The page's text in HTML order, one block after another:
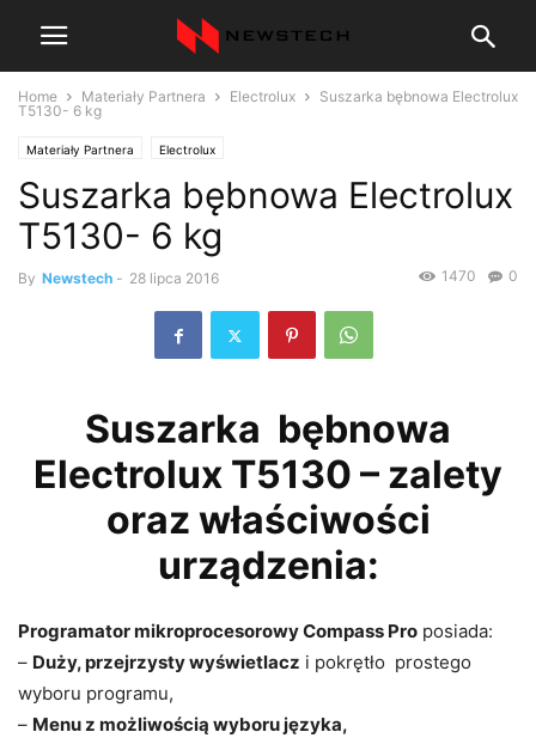
Home Materiały Partnera Electrolux
Suszarka bębnowa Electrolux
T5130- 6 kg
Materiały Partnera Electrolux
Suszarka bębnowa Electrolux
T5130- 6 kg
By Newstech - 28 lipca 2016 0
1470
Suszarka bębnowa
Electrolux T5130 – zalety
oraz właściwości
urządzenia:
Programator mikroprocesorowy Compass Pro posiada:
– Duży, przejrzysty wyświetlacz i pokrętło prostego
wyboru programu,
– Menu z możliwością wyboru języka,